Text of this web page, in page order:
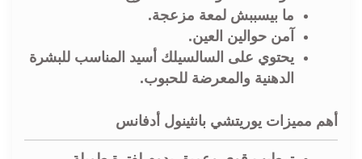
ما بيسببش لمعة مزعجة.
آمن حوالين العين.
يحتوي على السالسيلك أسيد المناسب للبشرة
الدهنية والمعرضة للحبوب.
أهم مميزات يوريتشي بانثينول أدفانس